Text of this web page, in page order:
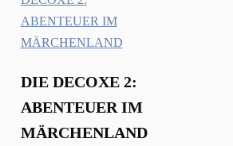
DIE DECOXE 2:
ABENTEUER IM
MÄRCHENLAND